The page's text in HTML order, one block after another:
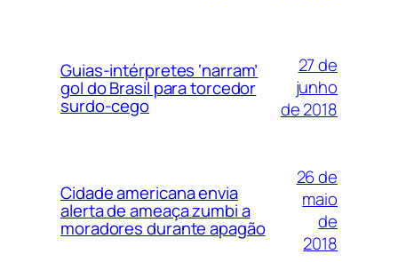
Guias-intérpretes ‘narram’
gol do Brasil para torcedor
surdo-cego
27 de
junho
de 2018
Cidade americana envia
alerta de ameaça zumbi a
moradores durante apagão
26 de
maio
de
2018